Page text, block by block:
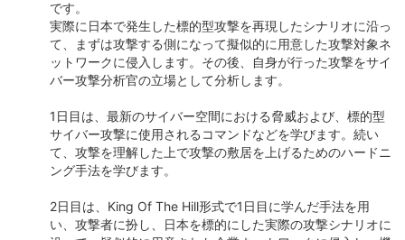
です。
実際に日本で発生した標的型攻撃を再現したシナリオに沿っ
て、まずは攻撃する側になって擬似的に用意した攻撃対象ネ
ットワークに侵入します。その後、自身が行った攻撃をサイ
バー攻撃分析官の立場として分析します。
1日目は、最新のサイバー空間における脅威および、標的型
サイバー攻撃に使用されるコマンドなどを学びます。続い
て、攻撃を理解した上で攻撃の敷居を上げるためのハードニ
ング手法を学びます。
2日目は、King Of The Hill形式で1日目に学んだ手法を用
い、攻撃者に扮し、日本を標的にした実際の攻撃シナリオに